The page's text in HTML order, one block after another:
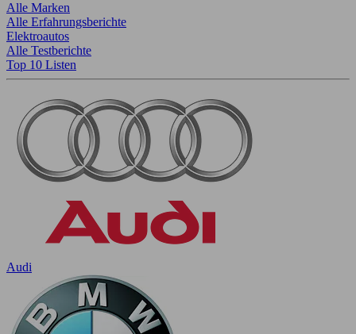
Alle Marken
Alle Erfahrungsberichte
Elektroautos
Alle Testberichte
Top 10 Listen
Audi